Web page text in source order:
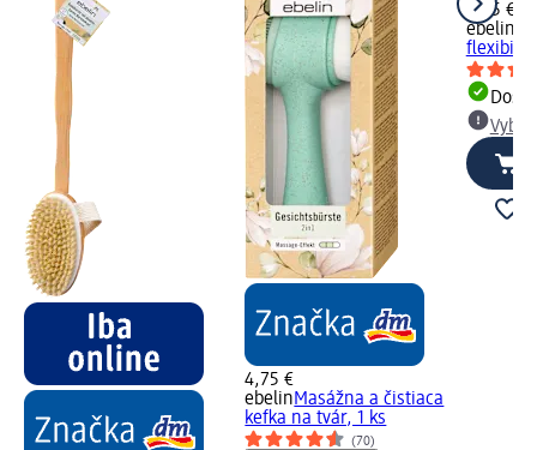
4,75 €
ebelinMasážna a čistiaca
kefka na tvár, 1 ks
(70)
4,95 €
ebelin